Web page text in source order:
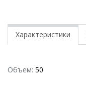
Характеристики
Объем: 50